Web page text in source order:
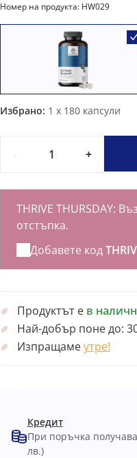
Номер на продукта: HW029
Избрано: 1 x 180 капсули
+
THRIVE THURSDAY:
отстъпка.
Добавете код
Продуктът е в
Най-добър поне до:
Изпращамеутре!
Кредит
При поръчка
лв.)